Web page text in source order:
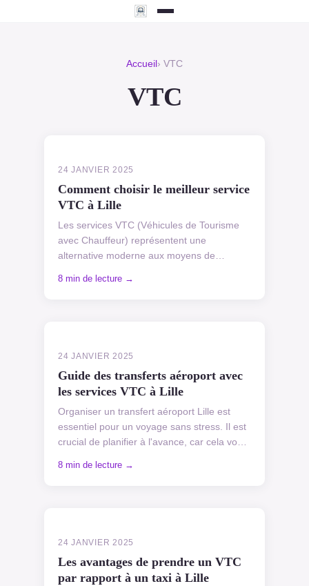
Accueil › VTC
VTC
24 JANVIER 2025
Comment choisir le meilleur service
VTC à Lille
Les services VTC (Véhicules de Tourisme
avec Chauffeur) représentent une
alternative moderne aux moyens de
taxis, les VTC ne peuvent pas ...
8 min de lecture →
24 JANVIER 2025
Guide des transferts aéroport avec
les services VTC à Lille
Organiser un transfert aéroport Lille est
essentiel pour un voyage sans stress. Il est
crucial de planifier à l'avance, car cela vous
8 min de lecture →
24 JANVIER 2025
Les avantages de prendre un VTC
par rapport à un taxi à Lille